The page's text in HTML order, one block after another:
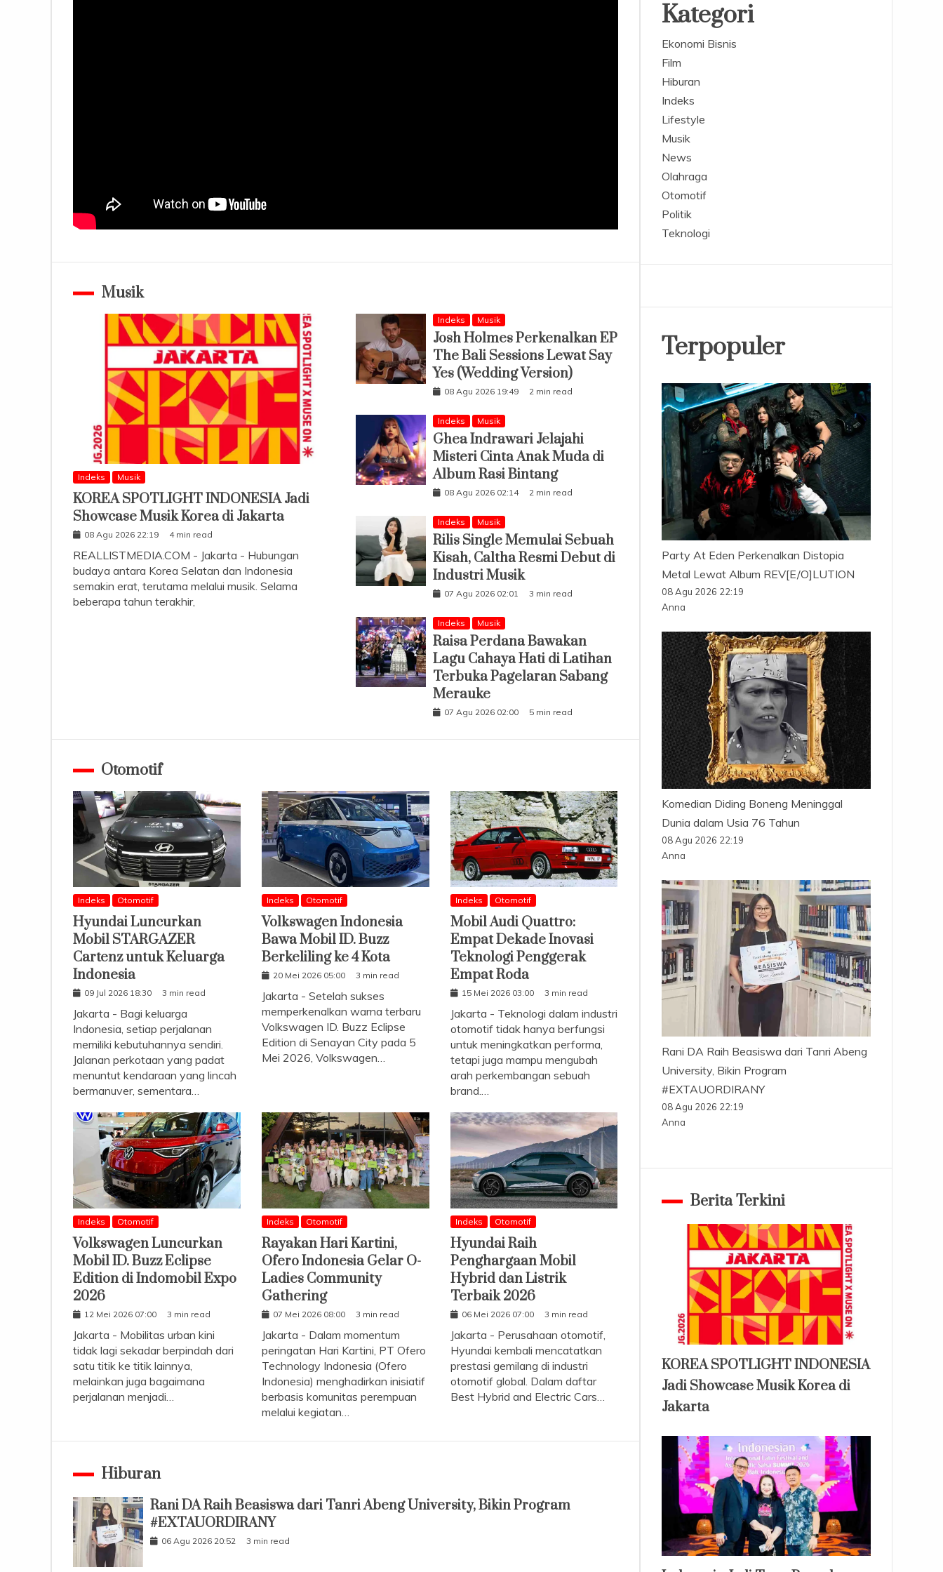
Musik
Indeks Musik
KOREA SPOTLIGHT INDONESIA Jadi
Showcase Musik Korea di Jakarta
08 Agu 2026 22:19 4 min read
REALLISTMEDIA.COM - Jakarta - Hubungan
budaya antara Korea Selatan dan Indonesia
semakin erat, terutama melalui musik. Selama
beberapa tahun terakhir,
Indeks Musik
Josh Holmes Perkenalkan EP
The Bali Sessions Lewat Say
Yes (Wedding Version)
08 Agu 2026 19:49 2 min read
Indeks Musik
Ghea Indrawari Jelajahi
Misteri Cinta Anak Muda di
Album Rasi Bintang
08 Agu 2026 02:14 2 min read
Indeks Musik
Rilis Single Memulai Sebuah
Kisah, Caltha Resmi Debut di
Industri Musik
07 Agu 2026 02:01 3 min read
Indeks Musik
Raisa Perdana Bawakan
Lagu Cahaya Hati di Latihan
Terbuka Pagelaran Sabang
Merauke
07 Agu 2026 02:00 5 min read
Otomotif
Indeks Otomotif
Hyundai Luncurkan
Mobil STARGAZER
Cartenz untuk Keluarga
Indonesia
09 Jul 2026 18:30 3 min read
Jakarta - Bagi keluarga
Indonesia, setiap perjalanan
memiliki kebutuhannya sendiri.
Jalanan perkotaan yang padat
menuntut kendaraan yang lincah
bermanuver, sementara…
Indeks Otomotif
Volkswagen Indonesia
Bawa Mobil ID. Buzz
Berkeliling ke 4 Kota
20 Mei 2026 05:00 3 min read
Jakarta - Setelah sukses
memperkenalkan warna terbaru
Volkswagen ID. Buzz Eclipse
Edition di Senayan City pada 5
Mei 2026, Volkswagen…
Indeks Otomotif
Mobil Audi Quattro:
Empat Dekade Inovasi
Teknologi Penggerak
Empat Roda
15 Mei 2026 03:00 3 min read
Jakarta - Teknologi dalam industri
otomotif tidak hanya berfungsi
untuk meningkatkan performa,
tetapi juga mampu mengubah
arah perkembangan sebuah
brand.…
Indeks Otomotif
Volkswagen Luncurkan
Mobil ID. Buzz Eclipse
Edition di Indomobil Expo
2026
12 Mei 2026 07:00 3 min read
Jakarta - Mobilitas urban kini
tidak lagi sekadar berpindah dari
satu titik ke titik lainnya,
melainkan juga bagaimana
perjalanan menjadi…
Indeks Otomotif
Rayakan Hari Kartini,
Ofero Indonesia Gelar O-
Ladies Community
Gathering
07 Mei 2026 08:00 3 min read
Jakarta - Dalam momentum
peringatan Hari Kartini, PT Ofero
Technology Indonesia (Ofero
Indonesia) menghadirkan inisiatif
berbasis komunitas perempuan
melalui kegiatan…
Indeks Otomotif
Hyundai Raih
Penghargaan Mobil
Hybrid dan Listrik
Terbaik 2026
06 Mei 2026 07:00 3 min read
Jakarta - Perusahaan otomotif,
Hyundai kembali mencatatkan
prestasi gemilang di industri
otomotif global. Dalam daftar
Best Hybrid and Electric Cars…
Hiburan
Rani DA Raih Beasiswa dari Tanri Abeng University, Bikin Program
#EXTAUORDIRANY
06 Agu 2026 20:52 3 min read
Kategori
Ekonomi Bisnis
Film
Hiburan
Indeks
Lifestyle
Musik
News
Olahraga
Otomotif
Politik
Teknologi
Terpopuler
Party At Eden Perkenalkan Distopia
Metal Lewat Album REV[E/O]LUTION
08 Agu 2026 22:19
Anna
Komedian Diding Boneng Meninggal
Dunia dalam Usia 76 Tahun
08 Agu 2026 22:19
Anna
Rani DA Raih Beasiswa dari Tanri Abeng
University, Bikin Program
#EXTAUORDIRANY
08 Agu 2026 22:19
Anna
Berita Terkini
KOREA SPOTLIGHT INDONESIA
Jadi Showcase Musik Korea di
Jakarta